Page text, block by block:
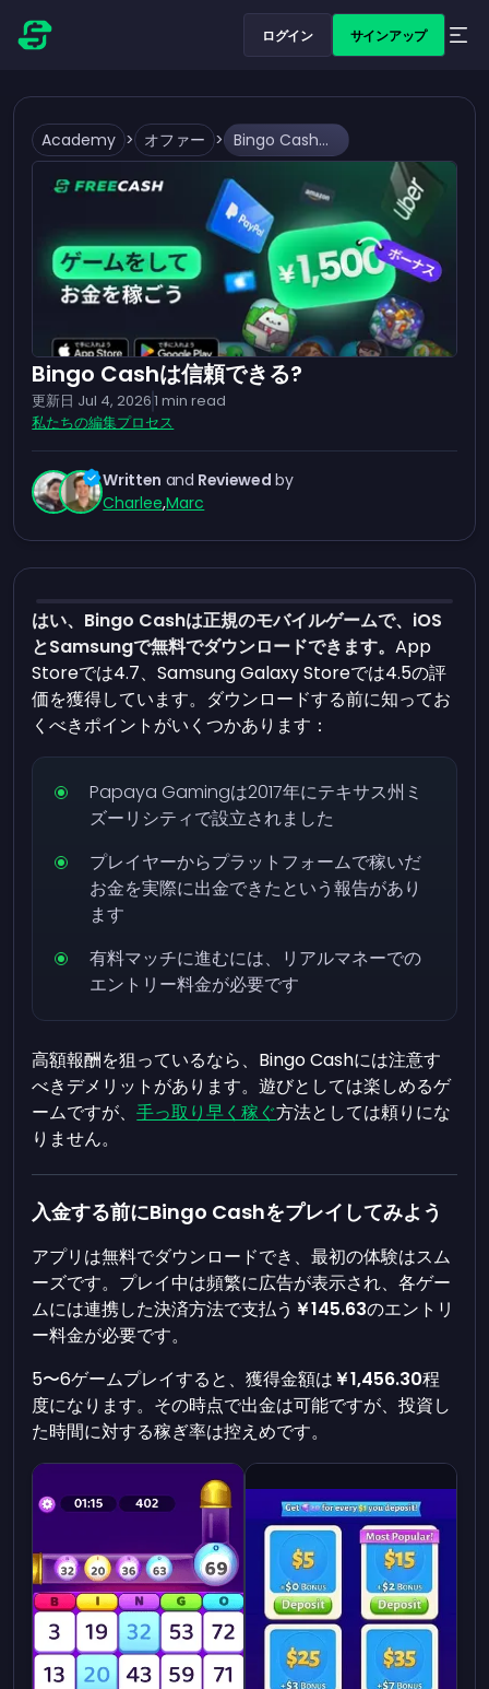
ログイン サインアップ
Academy > オファー > Bingo Cashは信頼できる?
Bingo Cashは信頼できる?
更新日 Jul 4, 20261 min read
私たちの編集プロセス
Written and Reviewed by
Charlee,Marc
はい、Bingo Cashは正規のモバイルゲームで、iOS
とSamsungで無料でダウンロードできます。App
Storeでは4.7、Samsung Galaxy Storeでは4.5の評
価を獲得しています。ダウンロードする前に知ってお
くべきポイントがいくつかあります：
Papaya Gamingは2017年にテキサス州ミ
ズーリシティで設立されました
プレイヤーからプラットフォームで稼いだ
お金を実際に出金できたという報告があり
ます
有料マッチに進むには、リアルマネーでの
エントリー料金が必要です
高額報酬を狙っているなら、Bingo Cashには注意す
べきデメリットがあります。遊びとしては楽しめるゲ
ームですが、手っ取り早く稼ぐ方法としては頼りにな
りません。
入金する前にBingo Cashをプレイしてみよう
アプリは無料でダウンロードでき、最初の体験はスム
ーズです。プレイ中は頻繁に広告が表示され、各ゲー
ムには連携した決済方法で支払う ￥145.63のエントリ
ー料金が必要です。
5〜6ゲームプレイすると、獲得金額は￥1,456.30程
度になります。その時点で出金は可能ですが、投資し
た時間に対する稼ぎ率は控えめです。